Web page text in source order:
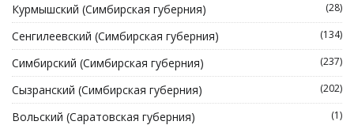
Курмышский (Симбирская губерния) (28)
Сенгилеевский (Симбирская губерния) (134)
Симбирский (Симбирская губерния) (237)
Сызранский (Симбирская губерния) (202)
Вольский (Саратовская губерния) (1)